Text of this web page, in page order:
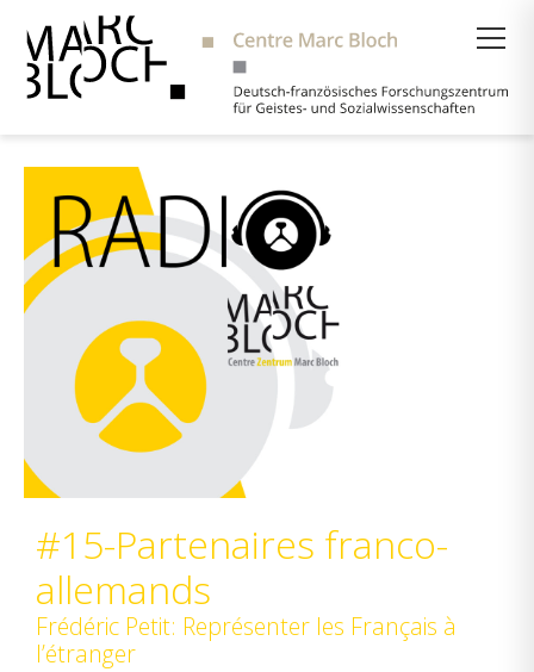
#15-Partenaires franco-
allemands
Frédéric Petit: Représenter les Français à
l’étranger